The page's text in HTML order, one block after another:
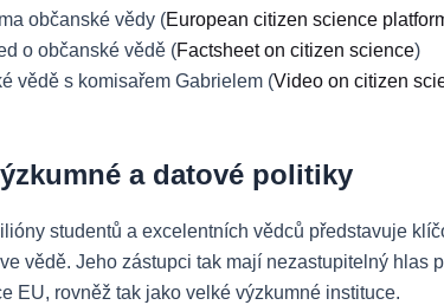
občanské vědy (European citizen science
o občanské vědě (Factsheet on citizen science)
vědě s komisařem Gabrielem (Video on citizen
a datové politiky
studentů a excelentních vědců představuje
vědě. Jeho zástupci tak mají nezastupitelný hlas
EU, rovněž tak jako velké výzkumné instituce.